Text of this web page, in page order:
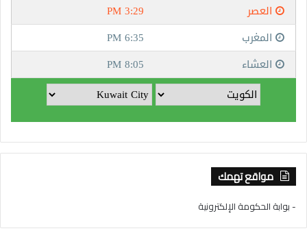
مواقع تهمك
- بوابة الحكومة الإلكترونية